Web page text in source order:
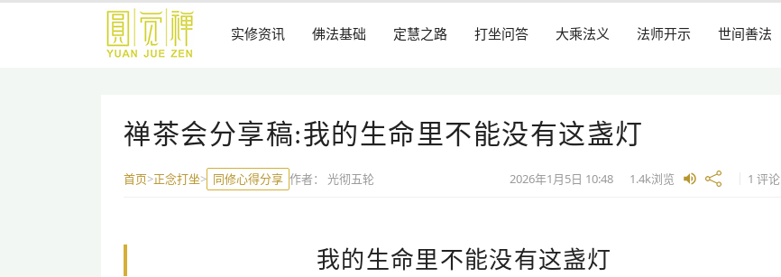
实修资讯 佛法基础 定慧之路 打坐问答 大乘法义 法师开示 世间善法
禅茶会分享稿:我的生命里不能没有这盏灯
首页>正念打坐> 同修心得分享 作者： 光彻五轮 2026年1月5日 10:48 1.4k浏览 1 评论
我的生命里不能没有这盏灯